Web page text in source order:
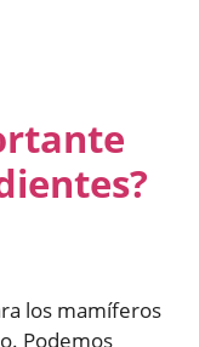
los mamíferos
Podemos